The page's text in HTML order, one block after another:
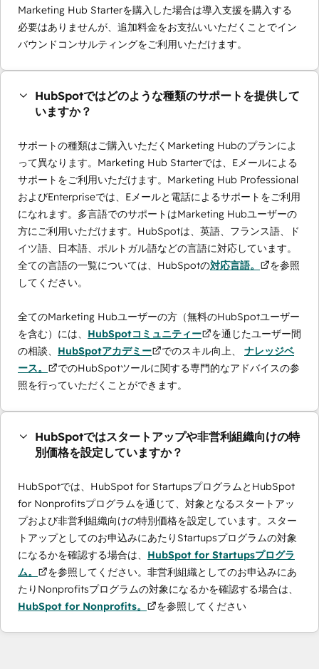
Marketing Hub Starterを購入した場合は導入支援を購入する
必要はありませんが、追加料金をお支払いいただくことでイン
バウンドコンサルティングをご利用いただけます。
HubSpotではどのような種類のサポートを提供して
いますか？
サポートの種類はご購入いただくMarketing Hubのプランによ
って異なります。Marketing Hub Starterでは、Eメールによる
サポートをご利用いただけます。Marketing Hub Professional
およびEnterpriseでは、Eメールと電話によるサポートをご利用
になれます。多言語でのサポートはMarketing Hubユーザーの
方にご利用いただけます。HubSpotは、英語、フランス語、ド
イツ語、日本語、ポルトガル語などの言語に対応しています。
全ての言語の一覧については、HubSpotの対応言語。
を参照
してください。
全てのMarketing Hubユーザーの方（無料のHubSpotユーザー
を含む）には、 HubSpotコミュニティー
を通じたユーザー間
の相談、 HubSpotアカデミー でのスキル向上、 ナレッジベ
ース。
でのHubSpotツールに関する専門的なアドバイスの参
照を行っていただくことができます。
HubSpotではスタートアップや非営利組織向けの特
別価格を設定していますか？
HubSpotでは、HubSpot for StartupsプログラムとHubSpot
for Nonprofitsプログラムを通じて、対象となるスタートアッ
プおよび非営利組織向けの特別価格を設定しています。スター
トアップとしてのお申込みにあたりStartupsプログラムの対象
になるかを確認する場合は、 HubSpot for Startupsプログラ
ム。
を参照してください。非営利組織としてのお申込みにあ
たりNonprofitsプログラムの対象になるかを確認する場合は、
HubSpot for Nonprofits。
を参照してください